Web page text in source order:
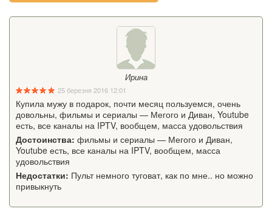
Ирина
25 березня 2016 12:01
Купила мужу в подарок, почти месяц пользуемся, очень
довольны, фильмы и сериалы — Мегого и Диван, Youtube
есть, все каналы на IPTV, вообщем, масса удовольствия
Достоинства: фильмы и сериалы — Мегого и Диван,
Youtube есть, все каналы на IPTV, вообщем, масса
удовольствия
Недостатки: Пульт немного туговат, как по мне.. но можно
привыкнуть